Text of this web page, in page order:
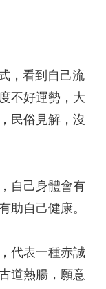
，看到自己流
不好運勢，大
民俗見解，沒
自己身體會有
助自己健康。
代表一種赤誠
道熱腸，願意